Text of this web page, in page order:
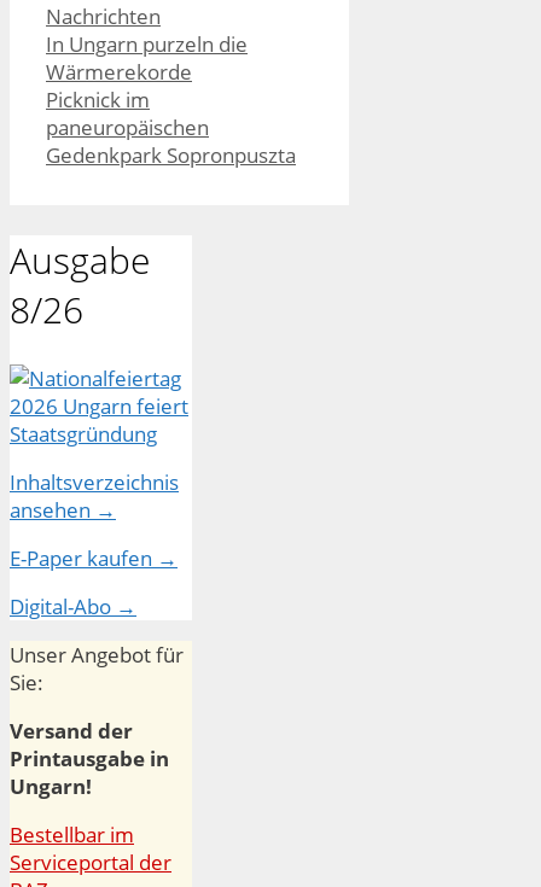
Kategorien
Nachrichten
In Ungarn purzeln die
Wärmerekorde
Picknick im
paneuropäischen
Gedenkpark Sopronpuszta
Ausgabe
8/26
Inhaltsverzeichnis
ansehen →
E-Paper kaufen →
Digital-Abo →
Unser Angebot für
Sie:
Versand der
Printausgabe in
Ungarn!
Bestellbar im
Serviceportal der